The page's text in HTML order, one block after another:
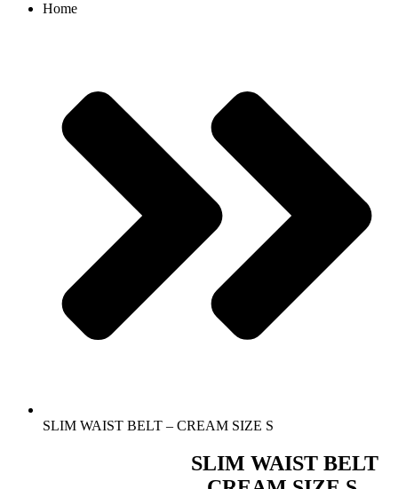
Home
SLIM WAIST BELT – CREAM SIZE S
SLIM WAIST BELT